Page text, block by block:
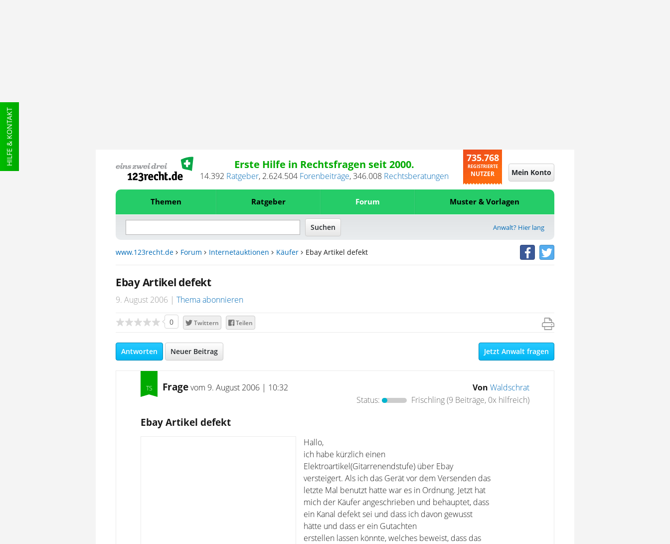
HILFE & KONTAKT Erste Hilfe in Rechtsfragen seit 2000.
14.392 Ratgeber, 2.624.504 Forenbeiträge,346.008 Rechtsberatungen
735.768
REGISTRIERTE
NUTZER Mein Konto
Themen Ratgeber Forum Muster & Vorlagen
Anwalt? Hier lang
www.123recht.de Forum Internetauktionen Käufer Ebay Artikel defekt
Ebay Artikel defekt
9. August 2006 Thema abonnieren
0 Twittern Teilen
Antworten Neuer Beitrag Jetzt Anwalt fragen
Fragevom 9. August 2006 | 10:32 Von Waldschrat
Status:
Frischling(9 Beiträge, 0x hilfreich)
Ebay Artikel defekt
Hallo,
ich habe kürzlich einen
Elektroartikel(Gitarrenendstufe) über Ebay
versteigert. Als ich das Gerät vor dem Versenden das
letzte Mal benutzt hatte war es in Ordnung. Jetzt hat
mich der Käufer angeschrieben und behauptet, dass
ein Kanal defekt sei und dass ich davon gewusst
hätte und dass er ein Gutachten
erstellen lassen könnte, welches beweist, dass das